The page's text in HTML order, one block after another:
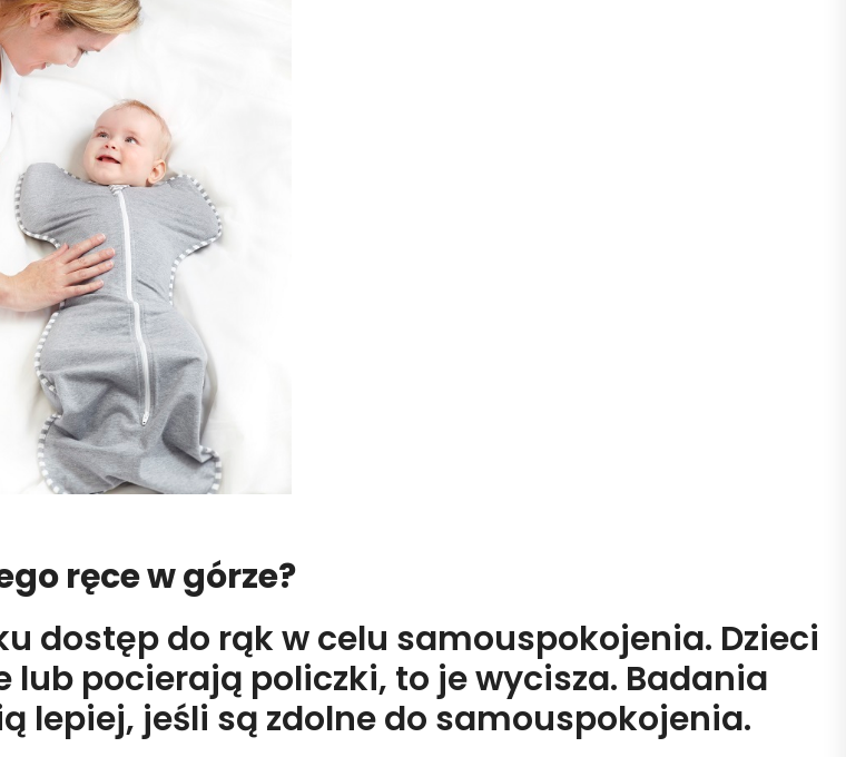
ręce w górze?
dostęp do rąk w celu samouspokojenia. Dzieci
lub pocierają policzki, to je wycisza. Badania
lepiej, jeśli są zdolne do samouspokojenia.